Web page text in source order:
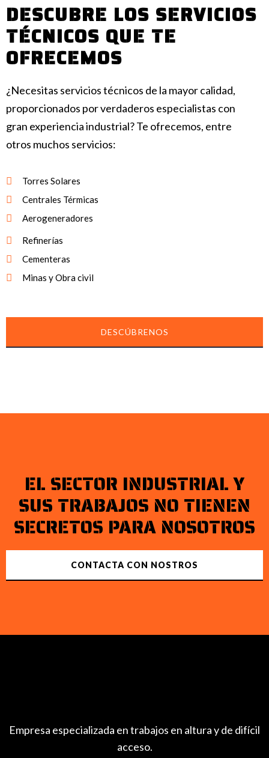
DESCUBRE LOS SERVICIOS
TÉCNICOS QUE TE
OFRECEMOS
¿Necesitas servicios técnicos de la mayor calidad,
proporcionados por verdaderos especialistas con
gran experiencia industrial? Te ofrecemos, entre
otros muchos servicios:
Torres Solares
Centrales Térmicas
Aerogeneradores
Refinerías
Cementeras
Minas y Obra civil
DESCÚBRENOS
EL SECTOR INDUSTRIAL Y
SUS TRABAJOS NO TIENEN
SECRETOS PARA NOSOTROS
CONTACTA CON NOSTROS
Empresa especializada en trabajos en altura y de difícil
acceso.